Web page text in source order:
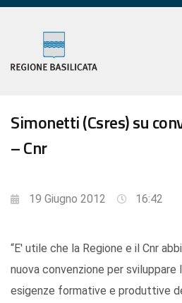
Simonetti (Csres) su
– Cnr
19 Giugno 2012 16:42
“E' utile che la Regione e il Cnr
nuova convenzione per sviluppare
esigenze formative e produttive